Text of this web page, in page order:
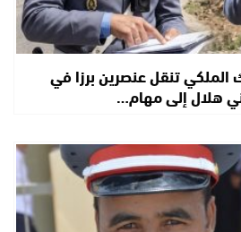
الملكي تنقل عنصرين برزا في
هلال إلى مهام…